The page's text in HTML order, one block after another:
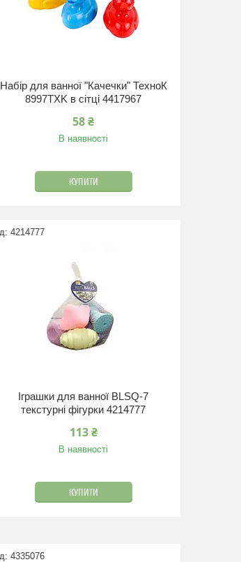
Набір для ванної "Качечки" ТехноК
8997TXK в сітці 4417967
58 ₴
В наявності
КУПИТИ
4214777
Іграшки для ванної BLSQ-7
текстурні фігурки 4214777
113 ₴
В наявності
КУПИТИ
4335076